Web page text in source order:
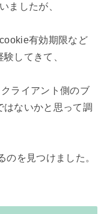
ましたが、
有効期限など
してきて、
ライアント側のブ
はないかと思って調